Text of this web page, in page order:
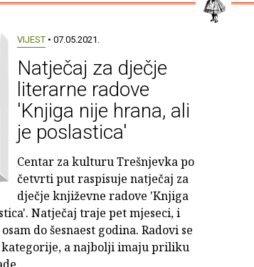
VIJEST • 07.05.2021.
Natječaj za dječje
literarne radove
'Knjiga nije hrana, ali
je poslastica'
Centar za kulturu Trešnjevka po
četvrti put raspisuje natječaj za
dječje književne radove 'Knjiga
Natječaj traje pet mjeseci, i
do šesnaest godina. Radovi se
a najbolji imaju priliku